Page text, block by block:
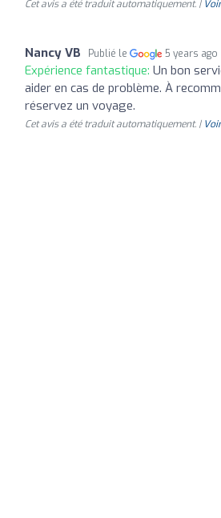
Cet avis a été traduit automatiquement. |
Nancy VB Publié le 5 years ago
Expérience fantastique: Un bon
aider en cas de problème. À
réservez un voyage.
Cet avis a été traduit automatiquement. |